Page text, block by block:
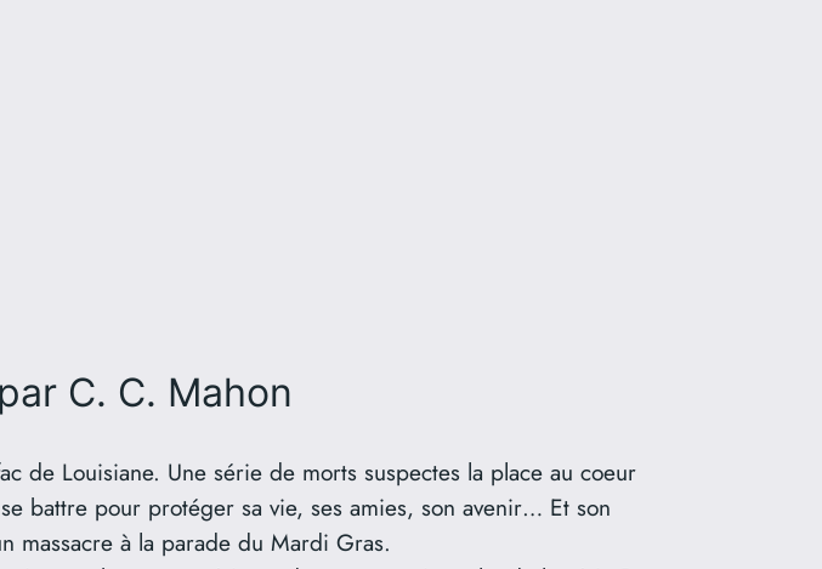
par C. C. Mahon
de Louisiane. Une série de morts suspectes la place au coeur
battre pour protéger sa vie, ses amies, son avenir… Et son
massacre à la parade du Mardi Gras.